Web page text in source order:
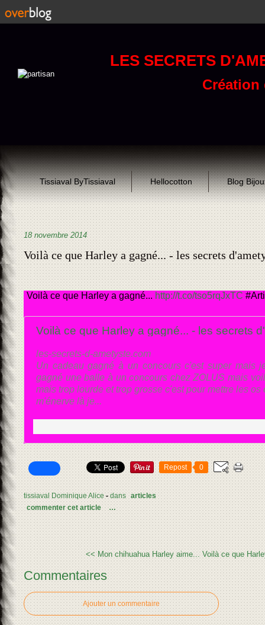
LES SECRETS
Création
Tissiaval ByTissiaval Hellocotton Blog
18 novembre 2014
Voilà ce que Harley a gagné... - les secrets
Voilà ce que Harley a gagné... http://t.co/tso5rqJxTC
Voilà ce que Harley a gagné... - les secrets
les-secrets-d-ametyste.com
Un cadeau gagné à un concours c'est super mais
gagné une balle à un concours chez ZOLUS mais
mais trop lourde et trop grosse c'est pour mettre les
m'énerve là je...
Repost 0
tissiaval Dominique Alice -dans articles
commenter cet article
…
<< Mon chihuahua Harley aime... Voilà ce que
Commentaires
Ajouter un commentaire